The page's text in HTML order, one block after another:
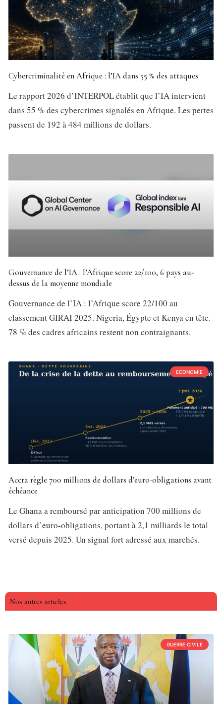
Cybercriminalité en Afrique : l’IA dans 55 % des attaques
Le rapport 2026 d’INTERPOL établit que l’IA intervient
dans 55 % des cybercrimes signalés en Afrique. Les pertes
passent de 192 à 484 millions de dollars.
Gouvernance de l’IA : l’Afrique score 22/100, 6 pays au-
dessus de la moyenne mondiale
Gouvernance de l’IA : l’Afrique score 22/100 au
classement GIRAI 2025. Nigeria, Égypte et Kenya en tête.
78 % des cadres africains restent non contraignants.
ECONOMIE
Accra règle 700 millions de dollars d’euro-obligations avant
échéance
Le Ghana a remboursé par anticipation 700 millions de
dollars d’euro-obligations, portant à 2,1 milliards le total
versé depuis 2025. Un signal fort adressé aux marchés.
Nos autres articles
GUERRE CIVILE